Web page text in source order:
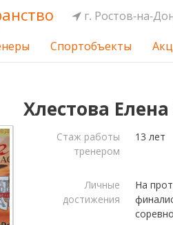
г. Ростов-на-
Спортобъекты
Хлестова
Стаж работы
тренером
13 лет
Личные
достижения
На